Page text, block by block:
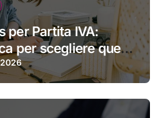
per Partita IVA:
per scegliere quello